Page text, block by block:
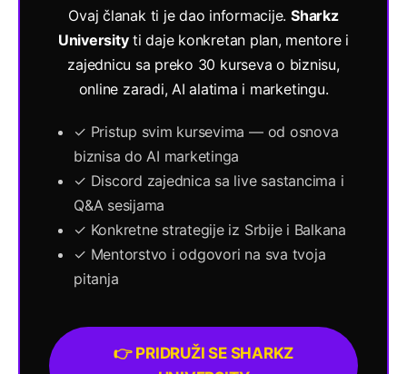
Ovaj članak ti je dao informacije.Sharkz
Universityti daje konkretan plan, mentore i
zajednicu sa preko 30 kurseva o biznisu,
online zaradi, AI alatima i marketingu.
✓ Pristup svim kursevima — od osnova
biznisa do AI marketinga
✓ Discord zajednica sa live sastancima i
Q&A sesijama
✓ Konkretne strategije iz Srbije i Balkana
✓ Mentorstvo i odgovori na sva tvoja
pitanja
👉 PRIDRUŽI SE SHARKZ